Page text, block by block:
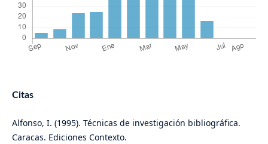
Citas
Alfonso, I. (1995). Técnicas de investigación bibliográfica.
Caracas. Ediciones Contexto.